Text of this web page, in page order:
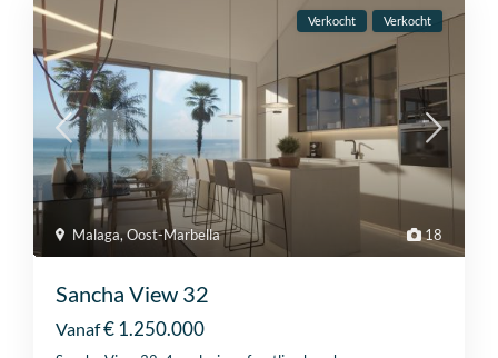
18
Malaga,Oost-Marbella
Verkocht Verkocht
Sancha View 32
Vanaf€ 1.250.000